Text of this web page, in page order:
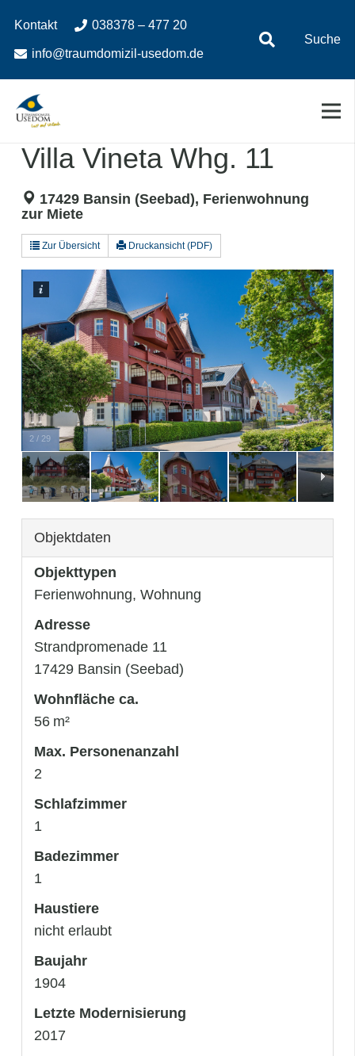
Inhalt
springen
Navigation
springen
Kontakt 038378 – 477 20
info@traumdomizil-usedom.de
Suche
Villa Vineta Whg. 11
17429 Bansin (Seebad), Ferienwohnung
zur Miete
Zur Übersicht Druckansicht (PDF)
3 / 29
Objektdaten
Objekttypen
Ferienwohnung, Wohnung
Adresse
Strandpromenade 11
17429 Bansin (Seebad)
Wohnfläche ca.
56 m²
Max. Personenanzahl
2
Schlafzimmer
1
Badezimmer
1
Haustiere
nicht erlaubt
Baujahr
1904
Letzte Modernisierung
2017